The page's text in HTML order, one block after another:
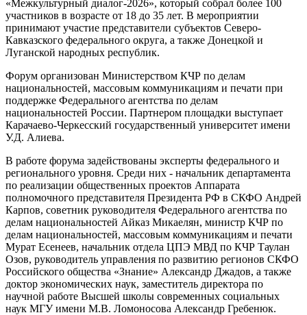
«Межкультурный диалог-2026», который собрал более 100
участников в возрасте от 18 до 35 лет. В мероприятии
принимают участие представители субъектов Северо-
Кавказского федерального округа, а также Донецкой и
Луганской народных республик.
Форум организован Министерством КЧР по делам
национальностей, массовым коммуникациям и печати при
поддержке Федерального агентства по делам
национальностей России. Партнером площадки выступает
Карачаево-Черкесский государственный университет имени
У.Д. Алиева.
В работе форума задействованы эксперты федерального и
регионального уровня. Среди них - начальник департамента
по реализации общественных проектов Аппарата
полномочного представителя Президента РФ в СКФО Андрей
Карпов, советник руководителя Федерального агентства по
делам национальностей Айказ Микаелян, министр КЧР по
делам национальностей, массовым коммуникациям и печати
Мурат Есенеев, начальник отдела ЦПЭ МВД по КЧР Таулан
Озов, руководитель управления по развитию регионов СКФО
Российского общества «Знание» Александр Джадов, а также
доктор экономических наук, заместитель директора по
научной работе Высшей школы современных социальных
наук МГУ имени М.В. Ломоносова Александр Гребенюк.